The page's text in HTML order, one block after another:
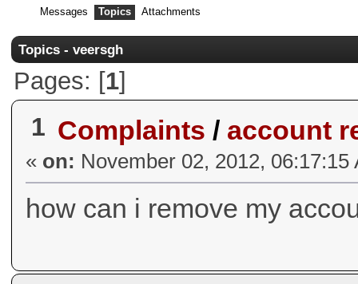
Messages Topics Attachments
Topics - veersgh
Pages: [1]
1 Complaints / account
« on: November 02, 2012, 06:17:15
how can i remove my